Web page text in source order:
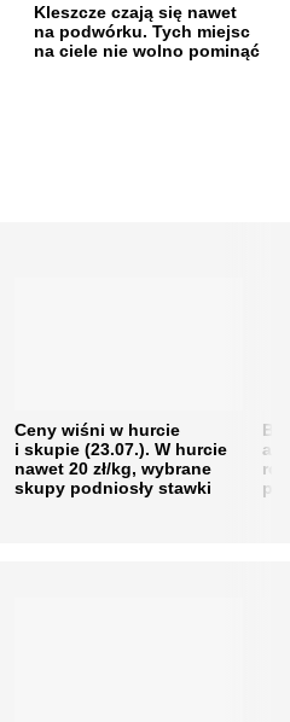
Kleszcze czają się nawet
na podwórku. Tych miejsc
na ciele nie wolno pominąć
Ceny wiśni w hurcie
i skupie (23.07.). W hurcie
nawet 20 zł/kg, wybrane
skupy podniosły stawki